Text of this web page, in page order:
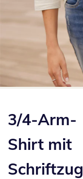
3/4-Arm-
Shirt mit
Schriftzug